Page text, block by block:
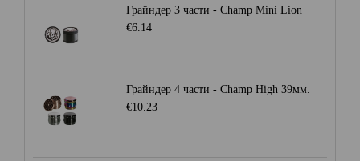
Грайндер 3 части - Champ Mini Lion
€6.14
Грайндер 4 части - Champ High 39мм.
€10.23